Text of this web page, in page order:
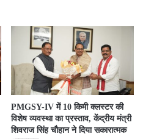
PMGSY-IV में 10 किमी क्लस्टर की
विशेष व्यवस्था का प्रस्ताव, केंद्रीय मंत्री
शिवराज सिंह चौहान ने दिया सकारात्मक